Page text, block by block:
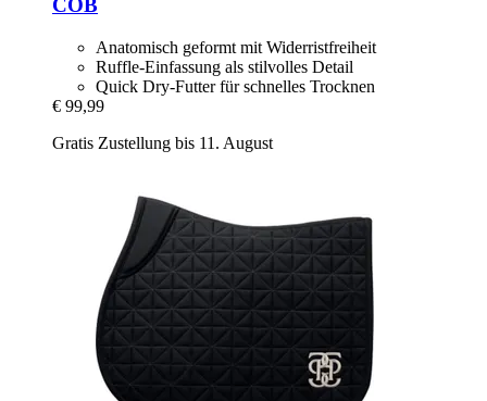
COB
Anatomisch geformt mit Widerristfreiheit
Ruffle-Einfassung als stilvolles Detail
Quick Dry-Futter für schnelles Trocknen
€ 99,99
Gratis Zustellung bis 11. August